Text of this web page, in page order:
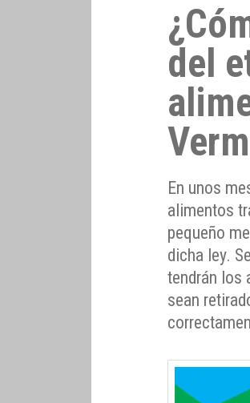
del
En unos
alimentos
pequeño
dicha ley.
tendrán los
sean